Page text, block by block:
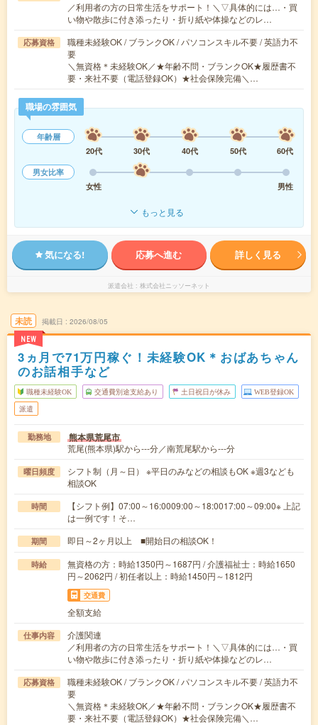
／利用者の方の日常生活をサポート！＼▽具体的には…・買
い物や散歩に付き添ったり・折り紙や体操などのレ…
応募資格
職種未経験OK / ブランクOK / パソコンスキル不要 / 英語力不
要
＼無資格＊未経験OK／★年齢不問・ブランクOK★履歴書不
要・来社不要（電話登録OK）★社会保険完備＼…
職場の雰囲気
年齢層
20代
30代 40代 50代
60代
男女比率
女性
男性
もっと見る
気になる! 応募へ進む 詳しく見る
派遣会社 株式会社ニッソーネット
未読
NEW
掲載日 2026/08/05
3ヵ月で71万円稼ぐ！未経験OK＊おばあちゃん
のお話相手など
職種未経験OK 交通費別途支給あり 土日祝日が休み WEB登録OK
派遣
勤務地 熊本県荒尾市
荒尾(熊本県)駅から---分／南荒尾駅から---分
曜日頻度
シフト制（月～日） ※平日のみなどの相談もOK ※週3なども
相談OK
時間
【シフト例】07:00～16:0009:00～18:0017:00～09:00※ 上記
は一例です！そ…
期間 即日～2ヶ月以上 ■開始日の相談OK！
時給
無資格の方：時給1350円～1687円 / 介護福祉士：時給1650
円～2062円 / 初任者以上：時給1450円～1812円
交通費
全額支給
仕事内容
介護関連
／利用者の方の日常生活をサポート！＼▽具体的には…・買
い物や散歩に付き添ったり・折り紙や体操などのレ…
応募資格
職種未経験OK / ブランクOK / パソコンスキル不要 / 英語力不
要
＼無資格＊未経験OK／★年齢不問・ブランクOK★履歴書不
要・来社不要（電話登録OK）★社会保険完備＼…